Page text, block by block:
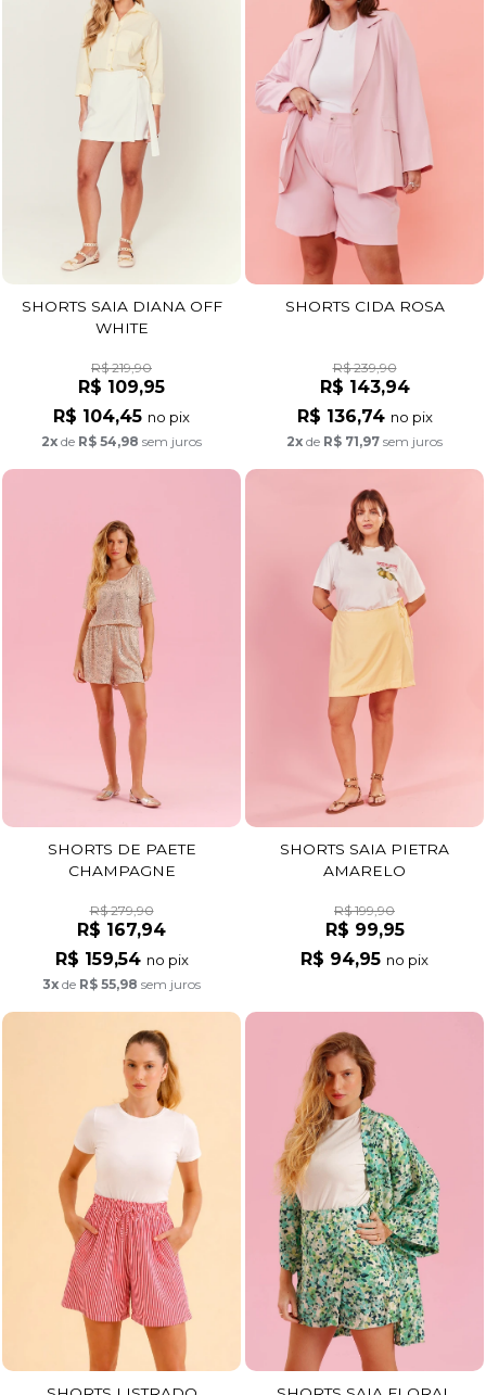
SHORTS SAIA DIANA OFF
WHITE
R$ 219,90
R$ 109,95
R$ 104,45 no pix
2x de R$ 54,98 sem juros
SHORTS CIDA ROSA
R$ 239,90
R$ 143,94
R$ 136,74 no pix
2x de R$ 71,97 sem juros
SHORTS DE PAETE
CHAMPAGNE
R$ 279,90
R$ 167,94
R$ 159,54 no pix
3x de R$ 55,98 sem juros
SHORTS SAIA PIETRA
AMARELO
R$ 199,90
R$ 99,95
R$ 94,95 no pix